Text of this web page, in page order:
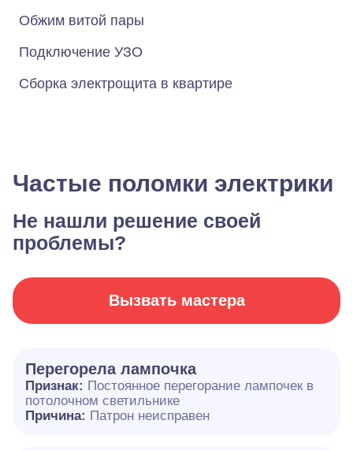
Обжим витой пары
Подключение УЗО
Сборка электрощита в квартире
Частые поломки электрики
Не нашли решение своей
проблемы?
Вызвать мастера
Перегорела лампочка
Признак: Постоянное перегорание лампочек в
потолочном светильнике
Причина: Патрон неисправен